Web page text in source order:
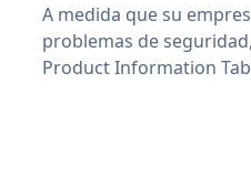
A medida que su
problemas de
Product Information